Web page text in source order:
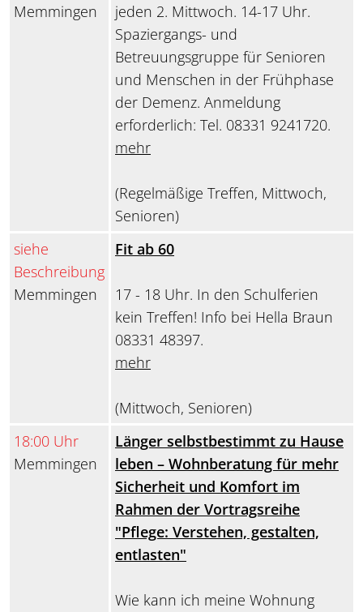
Memmingen
jeden 2. Mittwoch. 14-17 Uhr.
Spaziergangs- und
Betreuungsgruppe für Senioren
und Menschen in der Frühphase
der Demenz. Anmeldung
erforderlich: Tel. 08331 9241720.
mehr
(Regelmäßige Treffen, Mittwoch,
Senioren)
siehe
Beschreibung
Memmingen
Fit ab 60
17 - 18 Uhr. In den Schulferien
kein Treffen! Info bei Hella Braun
08331 48397.
mehr
(Mittwoch, Senioren)
18:00 Uhr
Memmingen
Länger selbstbestimmt zu Hause
leben – Wohnberatung für mehr
Sicherheit und Komfort im
Rahmen der Vortragsreihe
"Pflege: Verstehen, gestalten,
entlasten"
Wie kann ich meine Wohnung